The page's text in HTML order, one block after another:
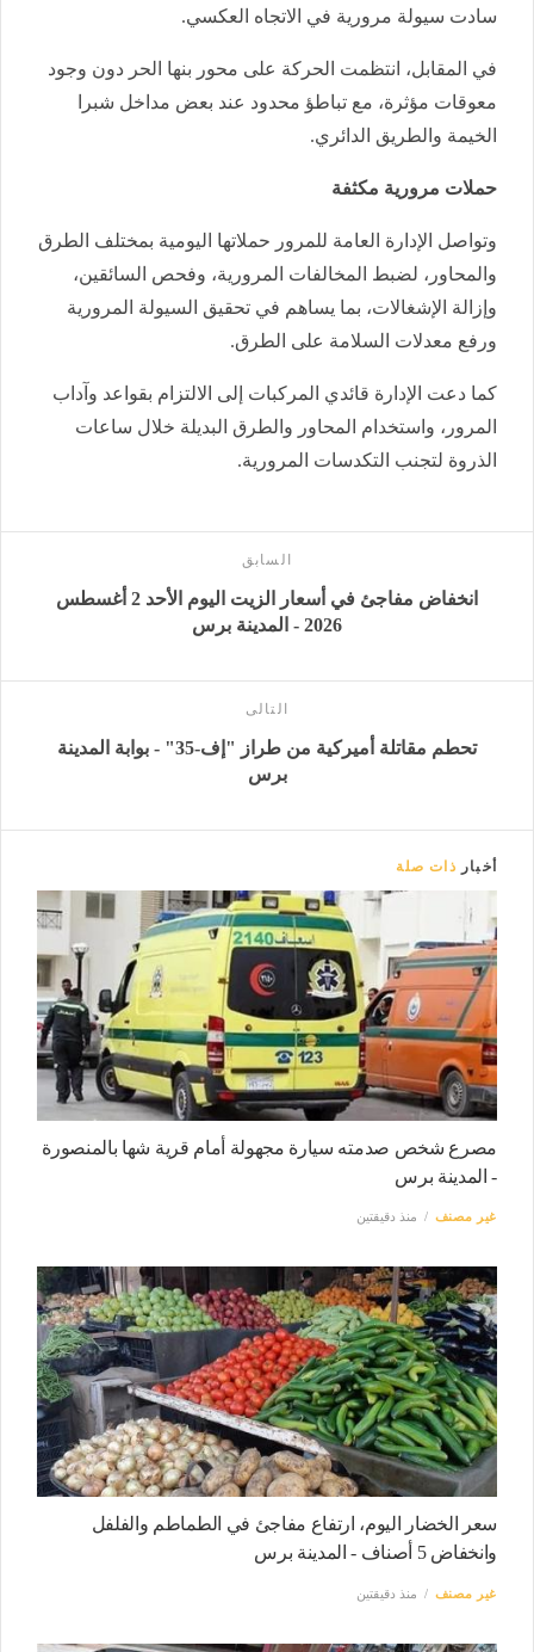
سادت سيولة مرورية في الاتجاه العكسي.
في المقابل، انتظمت الحركة على محور بنها الحر دون وجود
معوقات مؤثرة، مع تباطؤ محدود عند بعض مداخل شبرا
الخيمة والطريق الدائري.
حملات مرورية مكثفة
وتواصل الإدارة العامة للمرور حملاتها اليومية بمختلف الطرق
والمحاور، لضبط المخالفات المرورية، وفحص السائقين،
وإزالة الإشغالات، بما يساهم في تحقيق السيولة المرورية
ورفع معدلات السلامة على الطرق.
كما دعت الإدارة قائدي المركبات إلى الالتزام بقواعد وآداب
المرور، واستخدام المحاور والطرق البديلة خلال ساعات
الذروة لتجنب التكدسات المرورية.
السابق
انخفاض مفاجئ في أسعار الزيت اليوم الأحد 2 أغسطس
2026 - المدينة برس
التالى
تحطم مقاتلة أميركية من طراز "إف-35" - بوابة المدينة
برس
أخبار ذات صلة
مصرع شخص صدمته سيارة مجهولة أمام قرية شها بالمنصورة
- المدينة برس
غير مصنف منذ دقيقتين
سعر الخضار اليوم، ارتفاع مفاجئ في الطماطم والفلفل
وانخفاض 5 أصناف - المدينة برس
غير مصنف منذ دقيقتين